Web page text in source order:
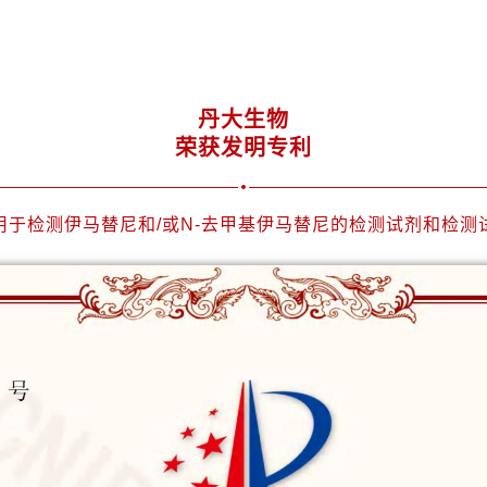
丹大生物
荣获发明专利
于检测伊马替尼和/或N-去甲基伊马替尼的检测试剂和检测